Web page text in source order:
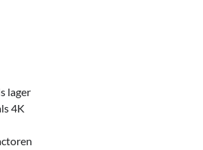
lager
4K